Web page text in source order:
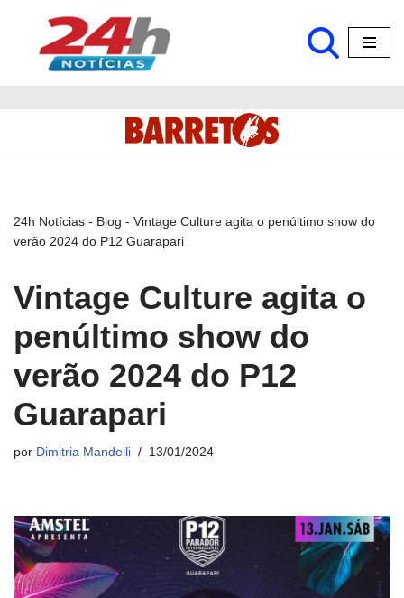
Pular
24h Notícias - Blog - Vintage Culture agita o penúltimo show do
verão 2024 do P12 Guarapari
Vintage Culture agita o
penúltimo show do
verão 2024 do P12
Guarapari
por Dimitria Mandelli 13/01/2024